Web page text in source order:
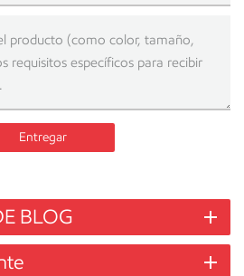
Entregar
BLOG